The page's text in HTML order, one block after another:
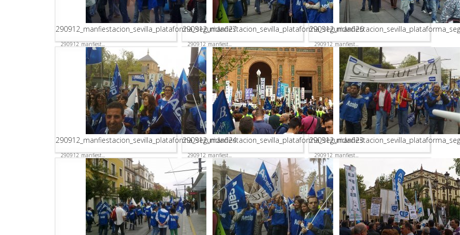
290912_manfiestacion_sevilla_plataforma_seguridad27
290912_manfiest...
290912_manfiestacion_sevilla_plataforma_seguridad26
290912_manfiest... 290912_manfiest...
290912_manfiestacion_sevilla_plataforma_seguridad24
290912_manfiest...
290912_manfiestacion_sevilla_plataforma_seguridad23
290912_manfiest... 290912_manfiest...